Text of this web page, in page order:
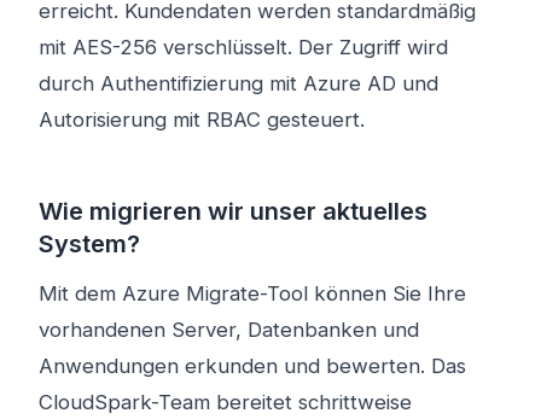
erreicht. Kundendaten werden standardmäßig
mit AES-256 verschlüsselt. Der Zugriff wird
durch Authentifizierung mit Azure AD und
Autorisierung mit RBAC gesteuert.
Wie migrieren wir unser aktuelles
System?
Mit dem Azure Migrate-Tool können Sie Ihre
vorhandenen Server, Datenbanken und
Anwendungen erkunden und bewerten. Das
CloudSpark-Team bereitet schrittweise